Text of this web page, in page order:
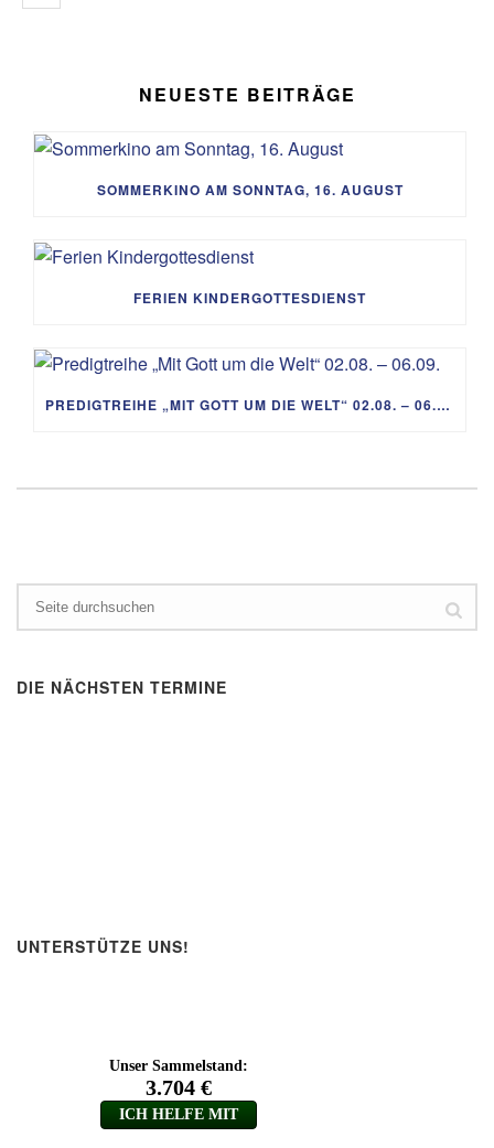
NEUESTE BEITRÄGE
SOMMERKINO AM SONNTAG, 16. AUGUST
FERIEN KINDERGOTTESDIENST
PREDIGTREIHE „MIT GOTT UM DIE WELT“ 02.08. – 06.09.
DIE NÄCHSTEN TERMINE
UNTERSTÜTZE UNS!